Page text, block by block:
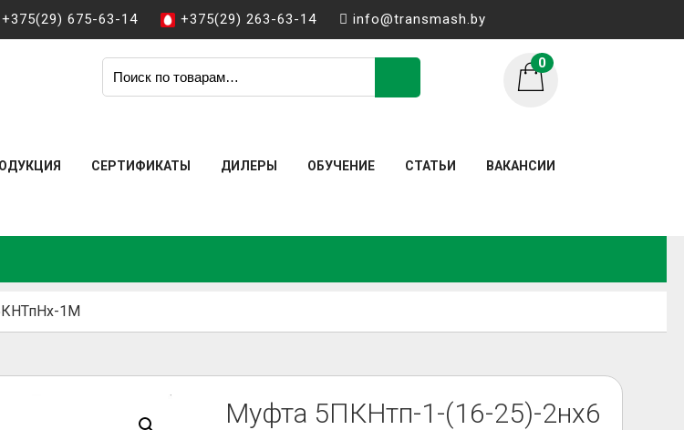
+375(29) 675-63-14 +375(29) 263-63-14 info@transmash.by
Искать: 0
СЕРТИФИКАТЫ ДИЛЕРЫ ОБУЧЕНИЕ СТАТЬИ ВАКАНСИИ
1М
Муфта 5ПКНтп-1-(16-25)-2нх6